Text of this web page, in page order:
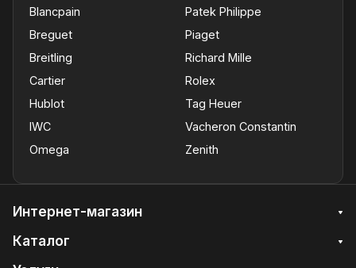
Blancpain
Breguet
Breitling
Cartier
Hublot
IWC
Omega
Patek Philippe
Piaget
Richard Mille
Rolex
Tag Heuer
Vacheron Constantin
Zenith
Интернет-магазин
Каталог